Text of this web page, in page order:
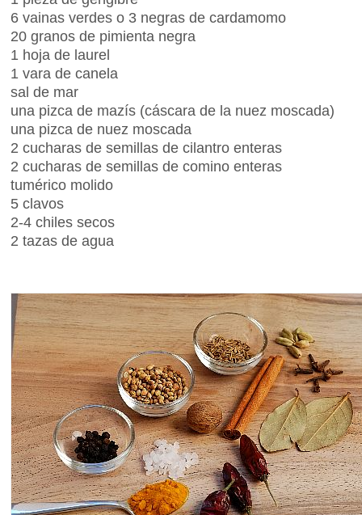
6 vainas verdes o 3 negras de cardamomo
20 granos de pimienta negra
1 hoja de laurel
1 vara de canela
sal de mar
una pizca de mazís (cáscara de la nuez moscada)
una pizca de nuez moscada
2 cucharas de semillas de cilantro enteras
2 cucharas de semillas de comino enteras
tumérico molido
5 clavos
2-4 chiles secos
2 tazas de agua